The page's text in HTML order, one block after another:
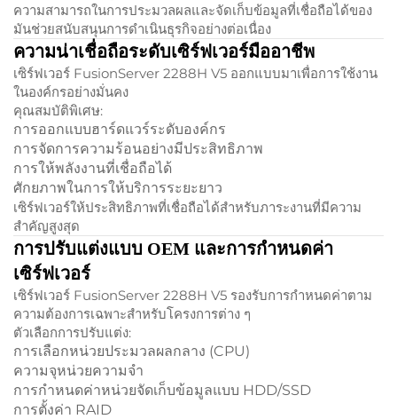
ความสามารถในการประมวลผลและจัดเก็บข้อมูลที่เชื่อถือได้ของ
มันช่วยสนับสนุนการดำเนินธุรกิจอย่างต่อเนื่อง
ความน่าเชื่อถือระดับเซิร์ฟเวอร์มืออาชีพ
เซิร์ฟเวอร์ FusionServer 2288H V5 ออกแบบมาเพื่อการใช้งาน
ในองค์กรอย่างมั่นคง
คุณสมบัติพิเศษ:
การออกแบบฮาร์ดแวร์ระดับองค์กร
การจัดการความร้อนอย่างมีประสิทธิภาพ
การให้พลังงานที่เชื่อถือได้
ศักยภาพในการให้บริการระยะยาว
เซิร์ฟเวอร์ให้ประสิทธิภาพที่เชื่อถือได้สำหรับภาระงานที่มีความ
สำคัญสูงสุด
การปรับแต่งแบบ OEM และการกำหนดค่า
เซิร์ฟเวอร์
เซิร์ฟเวอร์ FusionServer 2288H V5 รองรับการกำหนดค่าตาม
ความต้องการเฉพาะสำหรับโครงการต่าง ๆ
ตัวเลือกการปรับแต่ง:
การเลือกหน่วยประมวลผลกลาง (CPU)
ความจุหน่วยความจำ
การกำหนดค่าหน่วยจัดเก็บข้อมูลแบบ HDD/SSD
การตั้งค่า RAID